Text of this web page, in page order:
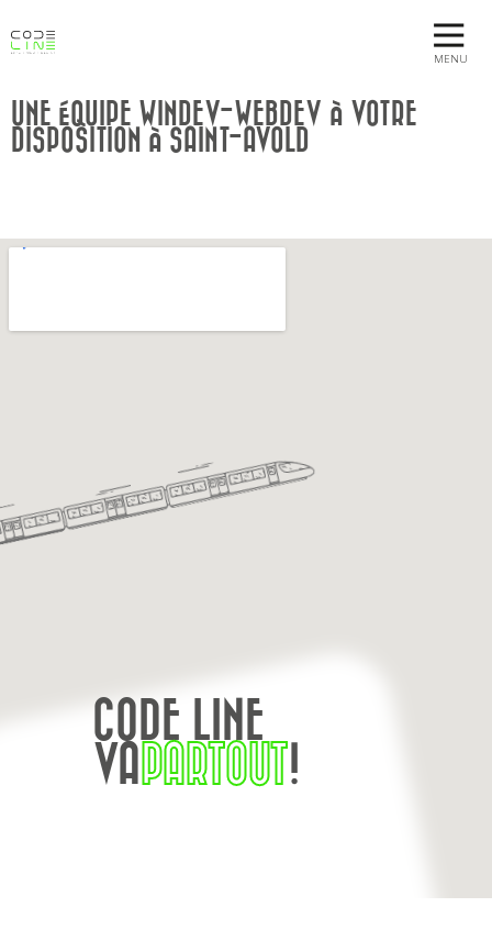
MENU
UNE ÉQUIPE WINDEV-WEBDEV À VOTRE
DISPOSITION À SAINT-AVOLD
CODE LINE
VAPARTOUT!